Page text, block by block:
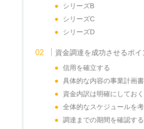
シリーズB
シリーズC
シリーズD
資金調達を成功させるポイ
信用を確立する
具体的な内容の事業計画
資金内訳は明確にしておく
全体的なスケジュールを
調達までの期間を確認する